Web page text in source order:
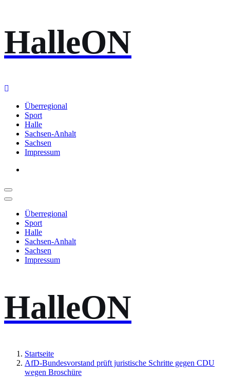
Inhalt
springen
HalleON
Überregional
Sport
Halle
Sachsen-Anhalt
Sachsen
Impressum
Überregional
Sport
Halle
Sachsen-Anhalt
Sachsen
Impressum
HalleON
Startseite
AfD-Bundesvorstand prüft juristische Schritte gegen CDU
wegen Broschüre